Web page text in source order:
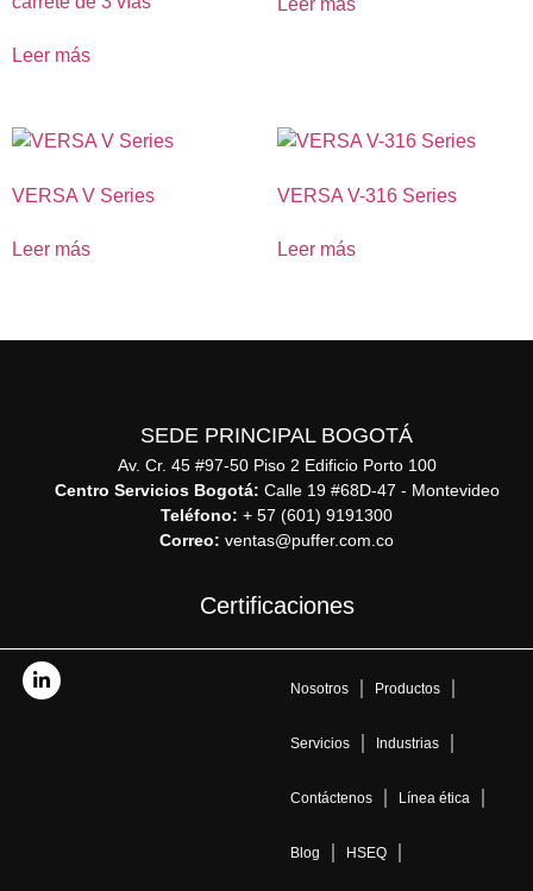
Leer más
Leer más
VERSA V Series
Leer más
VERSA V-316 Series
Leer más
SEDE PRINCIPAL BOGOTÁ
Av. Cr. 45 #97-50 Piso 2 Edificio Porto 100
Centro Servicios Bogotá: Calle 19 #68D-47 - Montevideo
Teléfono: + 57 (601) 9191300
Correo: ventas@puffer.com.co
Certificaciones
Nosotros Productos
Servicios Industrias
Contáctenos Línea ética
Blog HSEQ